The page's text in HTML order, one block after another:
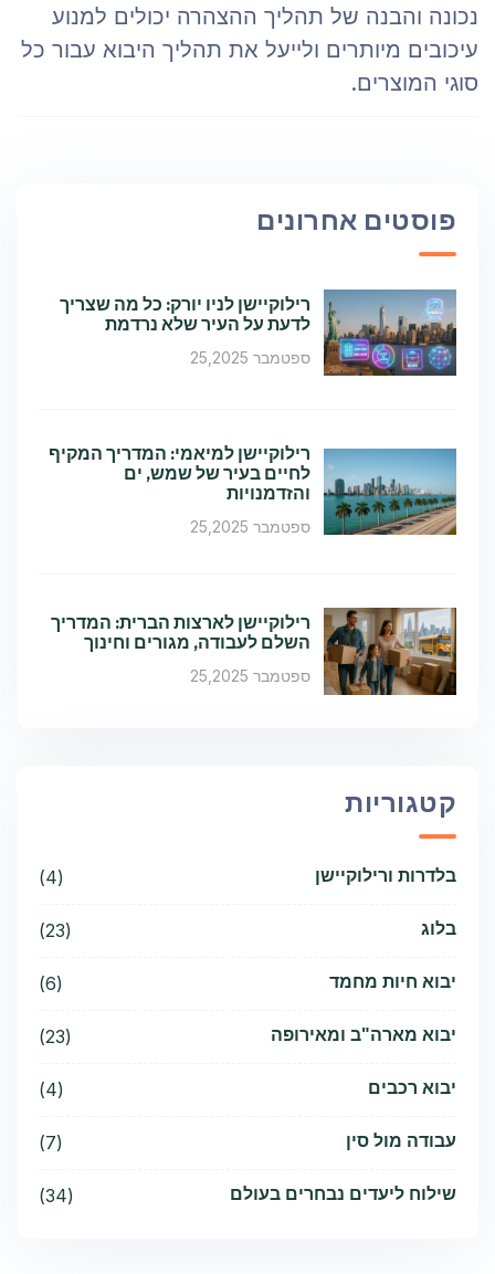
נכונה והבנה של תהליך ההצהרה יכולים למנוע
עיכובים מיותרים ולייעל את תהליך היבוא עבור כל
סוגי המוצרים.
פוסטים אחרונים
רילוקיישן לניו יורק: כל מה שצריך
לדעת על העיר שלא נרדמת
ספטמבר 25,2025
רילוקיישן למיאמי: המדריך המקיף
לחיים בעיר של שמש, ים
והזדמנויות
ספטמבר 25,2025
רילוקיישן לארצות הברית: המדריך
השלם לעבודה, מגורים וחינוך
ספטמבר 25,2025
קטגוריות
בלדרות ורילוקיישן
בלוג
יבוא חיות מחמד
יבוא מארה"ב ומאירופה
יבוא רכבים
עבודה מול סין
שילוח ליעדים נבחרים בעולם